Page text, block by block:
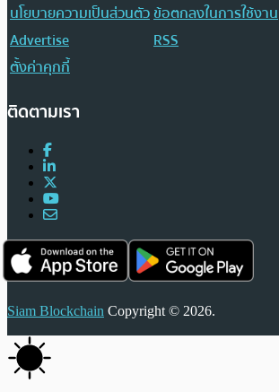
นโยบายความเป็นส่วนตัวข้อตกลงในการใช้งาน
Advertise
RSS
ตั้งค่าคุกกี้
ติดตามเรา
Siam Blockchain Copyright © 2026.